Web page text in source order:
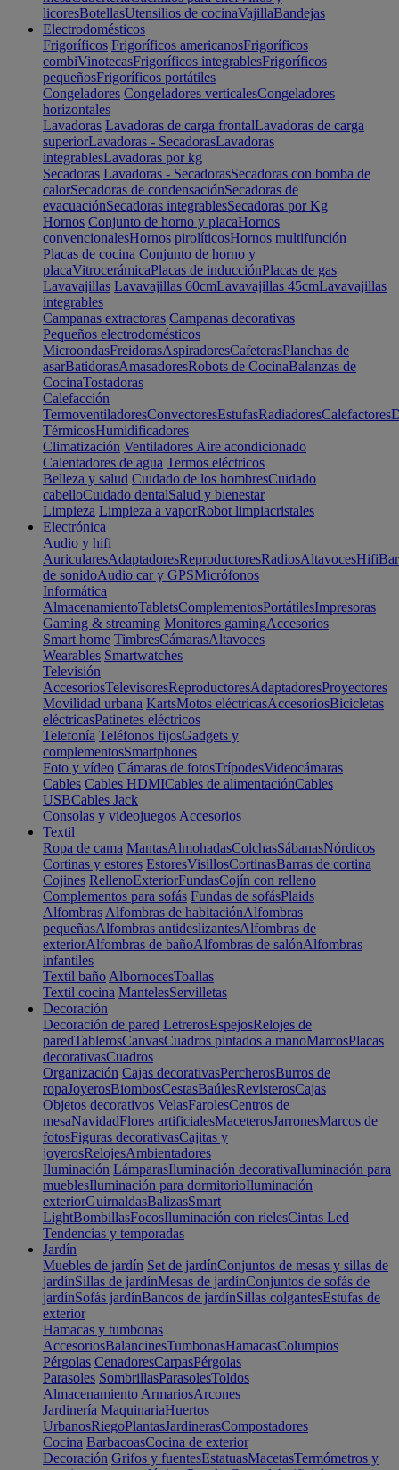
licoresBotellasUtensilios de cocinaVajillaBandejas
Electrodomésticos
Frigoríficos Frigoríficos americanosFrigoríficos
combiVinotecasFrigoríficos integrablesFrigoríficos
pequeñosFrigoríficos portátiles
Congeladores Congeladores verticalesCongeladores
horizontales
Lavadoras Lavadoras de carga frontalLavadoras de carga
superiorLavadoras - SecadorasLavadoras
integrablesLavadoras por kg
Secadoras Lavadoras - SecadorasSecadoras con bomba de
calorSecadoras de condensaciónSecadoras de
evacuaciónSecadoras integrablesSecadoras por Kg
Hornos Conjunto de horno y placaHornos
convencionalesHornos pirolíticosHornos multifunción
Placas de cocina Conjunto de horno y
placaVitrocerámicaPlacas de inducciónPlacas de gas
Lavavajillas Lavavajillas 60cmLavavajillas 45cmLavavajillas
integrables
Campanas extractoras Campanas decorativas
Pequeños electrodomésticos
MicroondasFreidorasAspiradoresCafeterasPlanchas de
asarBatidorasAmasadoresRobots de CocinaBalanzas de
CocinaTostadoras
Calefacción
TermoventiladoresConvectoresEstufasRadiadoresCalefactores
TérmicosHumidificadores
Climatización Ventiladores Aire acondicionado
Calentadores de agua Termos eléctricos
Belleza y salud Cuidado de los hombresCuidado
cabelloCuidado dentalSalud y bienestar
Limpieza Limpieza a vaporRobot limpiacristales
Electrónica
Audio y hifi
AuricularesAdaptadoresReproductoresRadiosAltavocesHifi
de sonidoAudio car y GPSMicrófonos
Informática
AlmacenamientoTabletsComplementosPortátilesImpresoras
Gaming & streaming Monitores gamingAccesorios
Smart home TimbresCámarasAltavoces
Wearables Smartwatches
Televisión
AccesoriosTelevisoresReproductoresAdaptadoresProyectores
Movilidad urbana KartsMotos eléctricasAccesoriosBicicletas
eléctricasPatinetes eléctricos
Telefonía Teléfonos fijosGadgets y
complementosSmartphones
Foto y vídeo Cámaras de fotosTrípodesVideocámaras
Cables Cables HDMICables de alimentaciónCables
USBCables Jack
Consolas y videojuegos Accesorios
Textil
Ropa de cama MantasAlmohadasColchasSábanasNórdicos
Cortinas y estores EstoresVisillosCortinasBarras de cortina
Cojines RellenoExteriorFundasCojín con relleno
Complementos para sofás Fundas de sofásPlaids
Alfombras Alfombras de habitaciónAlfombras
pequeñasAlfombras antideslizantesAlfombras de
exteriorAlfombras de bañoAlfombras de salónAlfombras
infantiles
Textil baño AlbornocesToallas
Textil cocina MantelesServilletas
Decoración
Decoración de pared LetrerosEspejosRelojes de
paredTablerosCanvasCuadros pintados a manoMarcosPlacas
decorativasCuadros
Organización Cajas decorativasPercherosBurros de
ropaJoyerosBiombosCestasBaúlesRevisterosCajas
Objetos decorativos VelasFarolesCentros de
mesaNavidadFlores artificialesMaceterosJarronesMarcos de
fotosFiguras decorativasCajitas y
joyerosRelojesAmbientadores
Iluminación LámparasIluminación decorativaIluminación para
mueblesIluminación para dormitorioIluminación
exteriorGuirnaldasBalizasSmart
LightBombillasFocosIluminación con rielesCintas Led
Tendencias y temporadas
Jardín
Muebles de jardín Set de jardínConjuntos de mesas y sillas de
jardínSillas de jardínMesas de jardínConjuntos de sofás de
jardínSofás jardínBancos de jardínSillas colgantesEstufas de
exterior
Hamacas y tumbonas
AccesoriosBalancinesTumbonasHamacasColumpios
Pérgolas CenadoresCarpasPérgolas
Parasoles SombrillasParasolesToldos
Almacenamiento ArmariosArcones
Jardinería MaquinariaHuertos
UrbanosRiegoPlantasJardinerasCompostadores
Cocina BarbacoasCocina de exterior
Decoración Grifos y fuentesEstatuasMacetasTermómetros y